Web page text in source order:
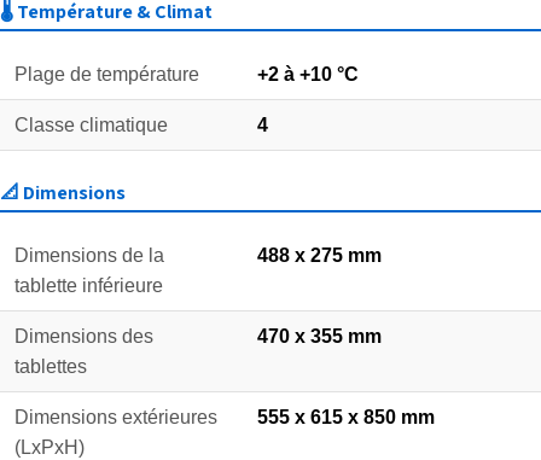
🌡️ Température & Climat
Plage de température +2 à +10 °C
Classe climatique 4
📐 Dimensions
Dimensions de la
tablette inférieure
488 x 275 mm
Dimensions des
tablettes
470 x 355 mm
Dimensions extérieures
(LxPxH)
555 x 615 x 850 mm